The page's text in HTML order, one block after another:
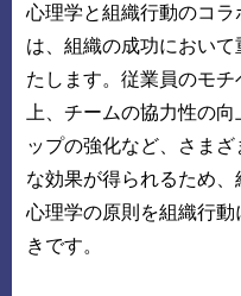
心理学と組織行動のコラ
は、組織の成功におい
たします。従業員のモチ
上、チームの協力性の
ップの強化など、さま
な効果が得られるため、
心理学の原則を組織行
きです。